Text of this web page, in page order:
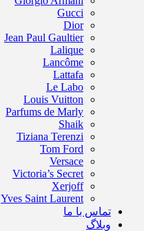
Gucci
Dior
Jean Paul Gaultier
Lalique
Lancôme
Lattafa
Le Labo
Louis Vuitton
Parfums de Marly
Shaik
Tiziana Terenzi
Tom Ford
Versace
Victoria’s Secret
Xerjoff
Yves Saint Laurent
تماس با ما
وبلاگ